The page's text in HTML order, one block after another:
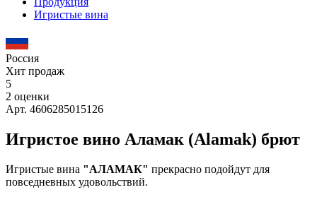
Игристые вина
Россия
Хит продаж
5
2 оценки
Арт. 4606285015126
Игристое вино Аламак (Alamak) брют
Игристые вина "АЛАМАК" прекрасно подойдут для
повседневных удовольствий.